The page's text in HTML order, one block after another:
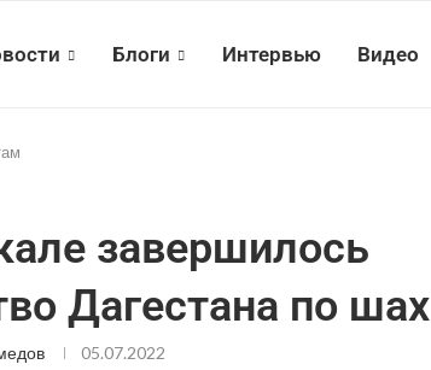
Блоги Интервью Видео
завершилось
Дагестана по
05.07.2022